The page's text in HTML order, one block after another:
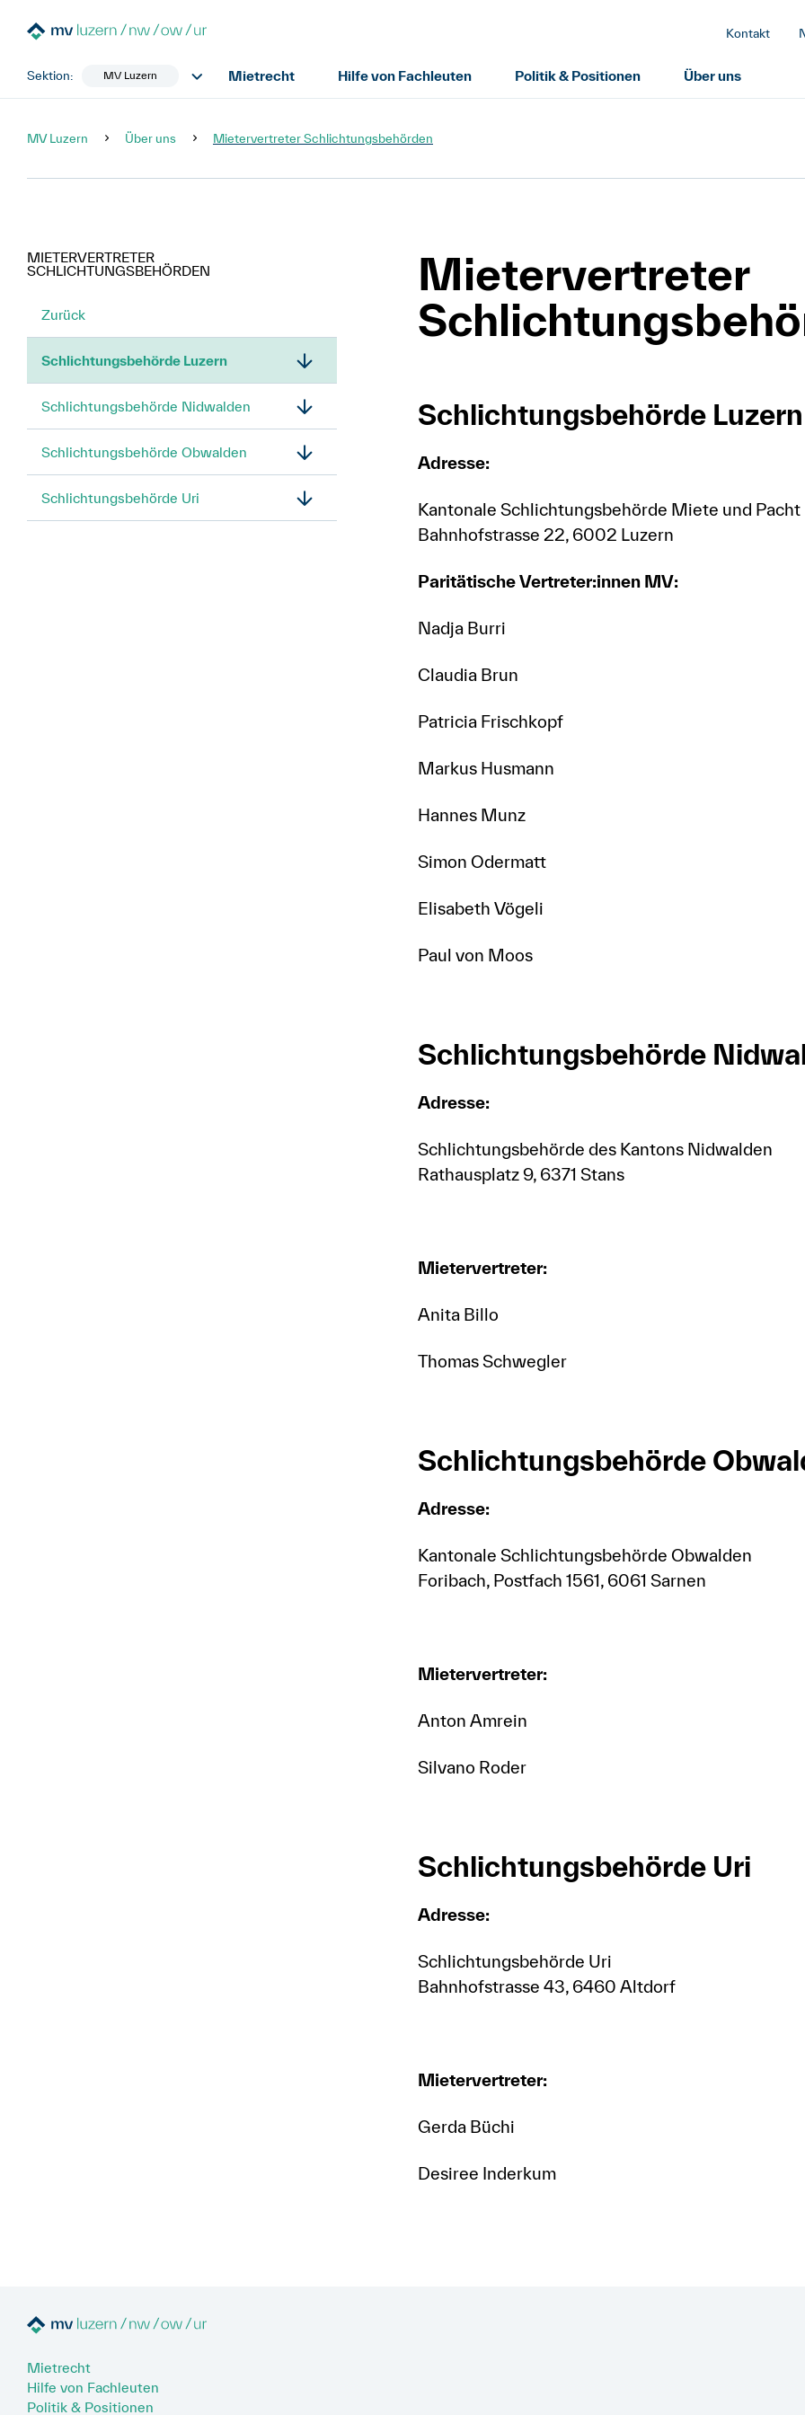
Kontakt
Sektion: MV Luzern Mietrecht Hilfe von Fachleuten Politik & Positionen Über uns
MV Luzern Über uns Mietervertreter Schlichtungsbehörden
MIETERVERTRETER
SCHLICHTUNGSBEHÖRDEN
Zurück
Schlichtungsbehörde Luzern
Schlichtungsbehörde Nidwalden
Schlichtungsbehörde Obwalden
Schlichtungsbehörde Uri
Mietervertreter
Schlichtungsbehörde Luzern
Adresse:
Kantonale Schlichtungsbehörde Miete und Pacht
Bahnhofstrasse 22, 6002 Luzern
Paritätische Vertreter:innen MV:
Nadja Burri
Claudia Brun
Patricia Frischkopf
Markus Husmann
Hannes Munz
Simon Odermatt
Elisabeth Vögeli
Paul von Moos
Schlichtungsbehörde
Adresse:
Schlichtungsbehörde des Kantons Nidwalden
Rathausplatz 9, 6371 Stans
Mietervertreter:
Anita Billo
Thomas Schwegler
Schlichtungsbehörde
Adresse:
Kantonale Schlichtungsbehörde Obwalden
Foribach, Postfach 1561, 6061 Sarnen
Mietervertreter:
Anton Amrein
Silvano Roder
Schlichtungsbehörde Uri
Adresse:
Schlichtungsbehörde Uri
Bahnhofstrasse 43, 6460 Altdorf
Mietervertreter:
Gerda Büchi
Desiree Inderkum
Mietrecht
Hilfe von Fachleuten
Politik & Positionen